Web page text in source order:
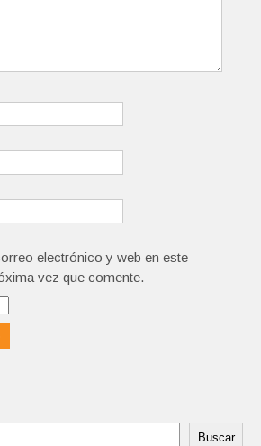
electrónico y web en este
vez que comente.
Buscar